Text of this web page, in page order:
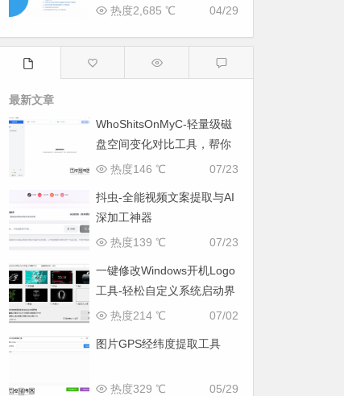
04/29
热度2,685 ℃
最新文章
WhoShitsOnMyC-轻量级磁
盘空间变化对比工具，帮你
找出“吃掉”空间的罪魁祸首
07/23
热度146 ℃
抖虫-全能视频文案提取与AI
深加工神器
07/23
热度139 ℃
一键修改Windows开机Logo
工具-轻松自定义系统启动界
面
07/02
热度214 ℃
图片GPS经纬度提取工具
05/29
热度329 ℃